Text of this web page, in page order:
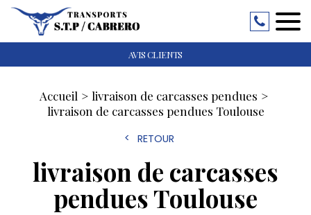
AVIS CLIENTS
Accueil
livraison de carcasses pendues
livraison de carcasses pendues Toulouse
RETOUR
livraison de carcasses
pendues Toulouse